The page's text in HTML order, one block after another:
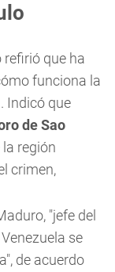
refirió que ha
funciona la
Indicó que
de Sao
región
crimen,
"jefe del
se
de acuerdo